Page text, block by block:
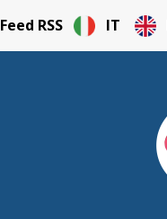
Feed RSS IT